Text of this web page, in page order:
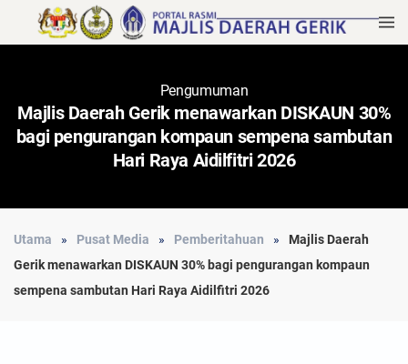
Pengumuman
Majlis Daerah Gerik menawarkan DISKAUN 30%
bagi pengurangan kompaun sempena sambutan
Hari Raya Aidilfitri 2026
Utama Pusat Media Pemberitahuan
Majlis Daerah
Gerik menawarkan DISKAUN 30% bagi pengurangan kompaun
sempena sambutan Hari Raya Aidilfitri 2026